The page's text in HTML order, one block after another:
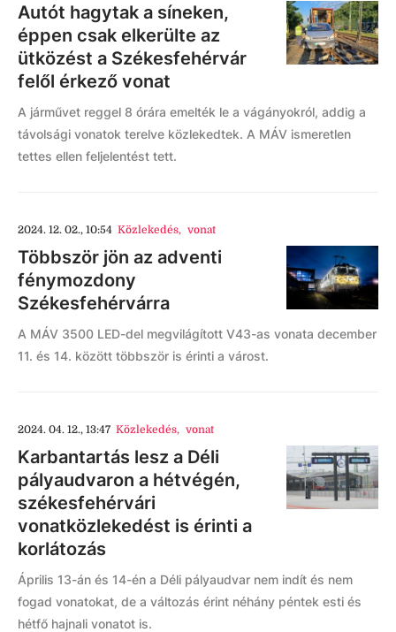
Autót hagytak a síneken,
éppen csak elkerülte az
ütközést a Székesfehérvár
felől érkező vonat
A járművet reggel 8 órára emelték le a vágányokról, addig a
távolsági vonatok terelve közlekedtek. A MÁV ismeretlen
tettes ellen feljelentést tett.
2024. 12. 02., 10:54 Közlekedés, vonat
Többször jön az adventi
fénymozdony
Székesfehérvárra
A MÁV 3500 LED-del megvilágított V43-as vonata december
11. és 14. között többször is érinti a várost.
2024. 04. 12., 13:47 Közlekedés, vonat
Karbantartás lesz a Déli
pályaudvaron a hétvégén,
székesfehérvári
vonatközlekedést is érinti a
korlátozás
Április 13-án és 14-én a Déli pályaudvar nem indít és nem
fogad vonatokat, de a változás érint néhány péntek esti és
hétfő hajnali vonatot is.